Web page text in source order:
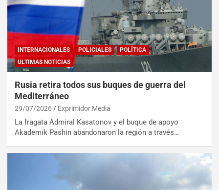
INTERNACIONALES POLICIALES
POLÍTICA
ULTIMAS NOTICIAS
Rusia retira todos sus buques de guerra del
Mediterráneo
29/07/2026 Exprimidor Media
La fragata Admiral Kasatonov y el buque de apoyo
Akademik Pashin abandonaron la región a través…